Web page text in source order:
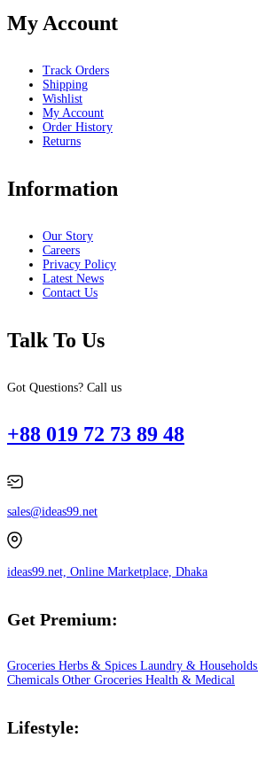
My Account
Track Orders
Shipping
Wishlist
My Account
Order History
Returns
Information
Our Story
Careers
Privacy Policy
Latest News
Contact Us
Talk To Us
Got Questions? Call us
+88 019 72 73 89 48
sales@ideas99.net
ideas99.net, Online Marketplace, Dhaka
Get Premium:
Groceries Herbs & Spices Laundry & Households
Chemicals Other Groceries Health & Medical
Lifestyle: